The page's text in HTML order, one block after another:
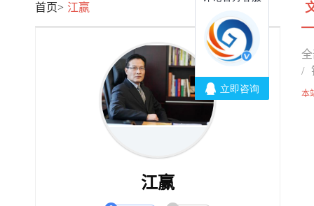
首页> 江赢
江赢
/
本